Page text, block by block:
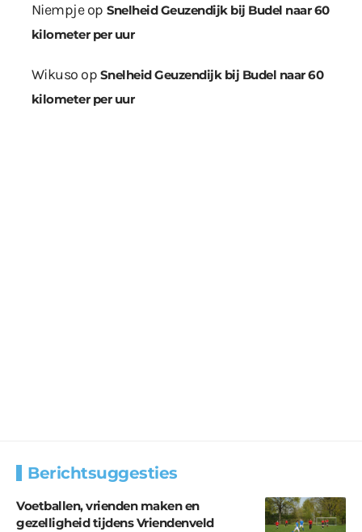
Niempjeop Snelheid Geuzendijk bij Budel naar 60
kilometer per uur
Wikuso op Snelheid Geuzendijk bij Budel naar 60
kilometer per uur
Berichtsuggesties
Voetballen, vrienden maken en
gezelligheid tijdens Vriendenveld